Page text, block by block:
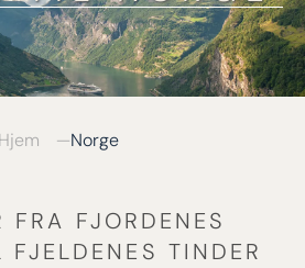
Hjem Norge
FRA FJORDENES
FJELDENES TINDER